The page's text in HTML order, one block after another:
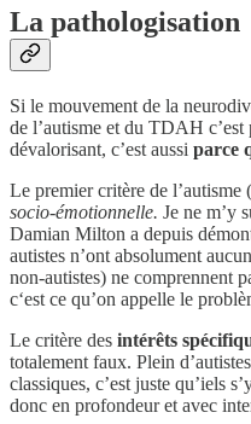
La pathologisation
Si le mouvement de la
de l’autisme et du TDAH c’est
dévalorisant, c’est aussi parce
Le premier critère de l’autisme
socio-émotionnelle. Je ne m’y
Damian Milton a depuis
autistes n’ont absolument
non-autistes) ne comprennent
c‘est ce qu’on appelle le
Le critère des intérêts
totalement faux. Plein
classiques, c’est juste qu’iels
donc en profondeur et avec